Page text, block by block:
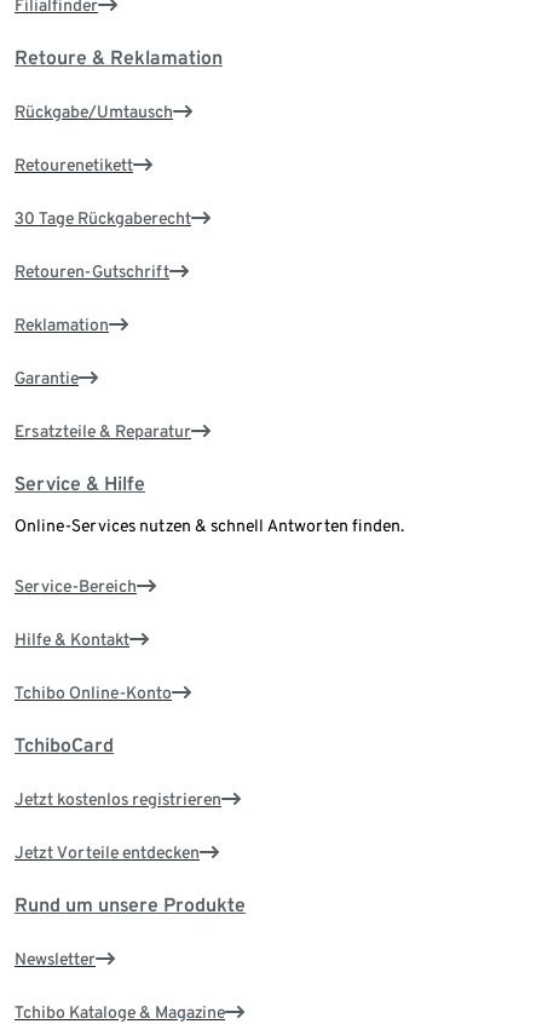
Filialfinder
Retoure & Reklamation
Rückgabe/Umtausch
Retourenetikett
30 Tage Rückgaberecht
Retouren-Gutschrift
Reklamation
Garantie
Ersatzteile & Reparatur
Service & Hilfe
Online-Services nutzen & schnell Antworten finden.
Service-Bereich
Hilfe & Kontakt
Tchibo Online-Konto
TchiboCard
Jetzt kostenlos registrieren
Jetzt Vorteile entdecken
Rund um unsere Produkte
Newsletter
Tchibo Kataloge & Magazine